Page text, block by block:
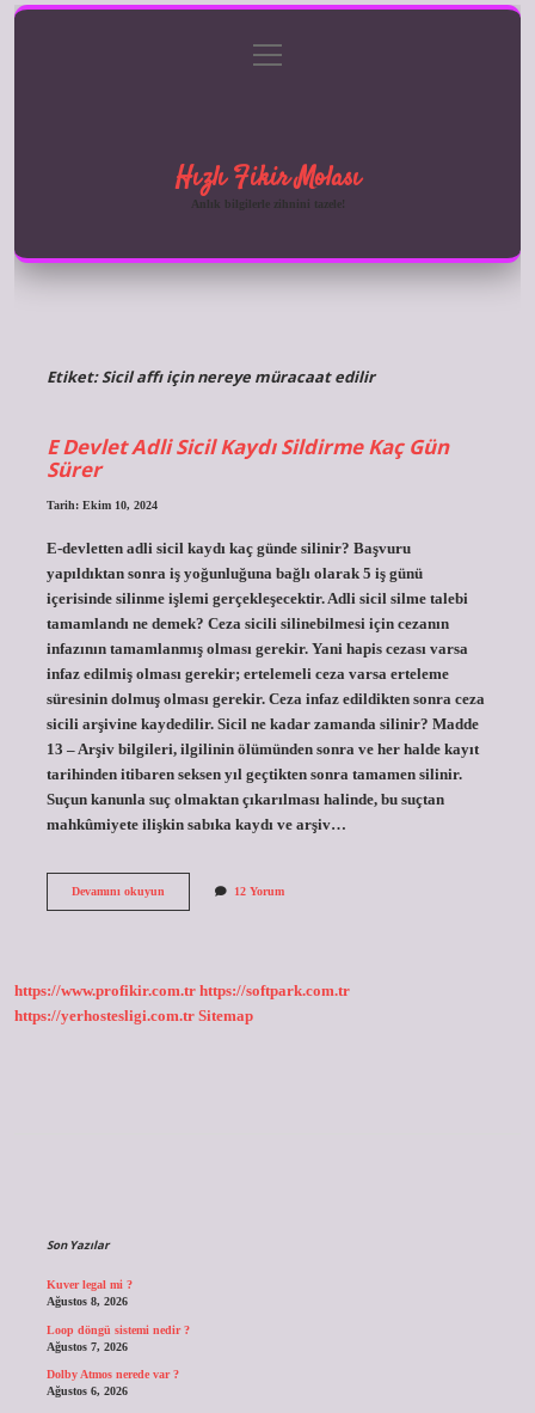
Gizlilik Politikası
menüyü
aç
Hızlı Fikir Molası
Anlık bilgilerle zihnini tazele!
Etiket:Sicil affı için nereye müracaat edilir
E Devlet Adli Sicil Kaydı Sildirme Kaç Gün
Sürer
Tarih: Ekim 10, 2024
E-devletten adli sicil kaydı kaç günde silinir? Başvuru
yapıldıktan sonra iş yoğunluğuna bağlı olarak 5 iş günü
içerisinde silinme işlemi gerçekleşecektir. Adli sicil silme talebi
tamamlandı ne demek? Ceza sicili silinebilmesi için cezanın
infazının tamamlanmış olması gerekir. Yani hapis cezası varsa
infaz edilmiş olması gerekir; ertelemeli ceza varsa erteleme
süresinin dolmuş olması gerekir. Ceza infaz edildikten sonra ceza
sicili arşivine kaydedilir. Sicil ne kadar zamanda silinir? Madde
13 – Arşiv bilgileri, ilgilinin ölümünden sonra ve her halde kayıt
tarihinden itibaren seksen yıl geçtikten sonra tamamen silinir.
Suçun kanunla suç olmaktan çıkarılması halinde, bu suçtan
mahkûmiyete ilişkin sabıka kaydı ve arşiv…
Devamını okuyunE
Kaç
Sürer
12 Yorum
https://www.profikir.com.tr https://softpark.com.tr
https://yerhostesligi.com.tr Sitemap
Son Yazılar
Kuver legal mi ?
Ağustos 8, 2026
Loop döngü sistemi nedir ?
Ağustos 7, 2026
Dolby Atmos nerede var ?
Ağustos 6, 2026